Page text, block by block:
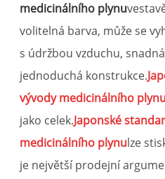
medicinálního plynu
volitelná barva, může se
s údržbou vzduchu,
jednoduchá konstrukce.
vývody medicinálního plynu
jako celek.Japonské
medicinálního plynulze
je největší prodejní